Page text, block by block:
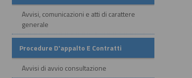
Avvisi, comunicazioni e atti di carattere
generale
Procedure D'appalto E Contratti
Avvisi di avvio consultazione